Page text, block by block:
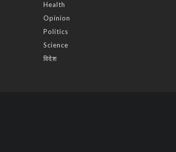
Health
Opinion
Politics
Science
विदेश